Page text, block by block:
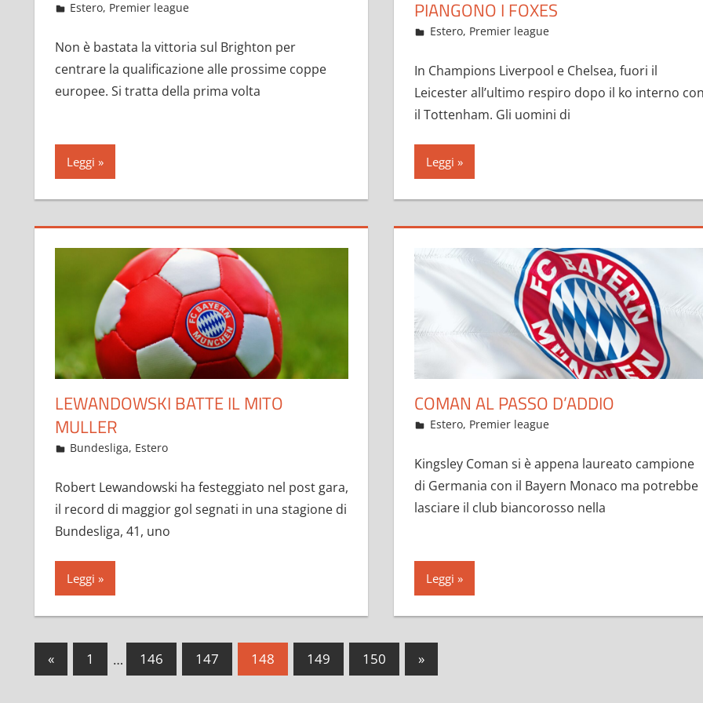
Maggio 24, 2021
admin
Estero, Premier league
Non è bastata la vittoria sul Brighton per
centrare la qualificazione alle prossime coppe
europee. Si tratta della prima volta
Leggi
PIANGONO I FOXES
Maggio 24, 2021
admin
Estero, Premier league
In Champions Liverpool e Chelsea, fuori il
Leicester all’ultimo respiro dopo il ko interno
il Tottenham. Gli uomini di
Leggi
LEWANDOWSKI BATTE IL MITO
MULLER
Maggio 24, 2021
admin
Bundesliga, Estero
Robert Lewandowski ha festeggiato nel post gara,
il record di maggior gol segnati in una stagione di
Bundesliga, 41, uno
Leggi
COMAN AL PASSO D’ADDIO
Maggio 24, 2021
admin
Estero, Premier league
Kingsley Coman si è appena laureato campione
di Germania con il Bayern Monaco ma potrebbe
lasciare il club biancorosso nella
Leggi
Paginazione
«Articoli
precedenti
1 … 146 147 148 149 150
Articoli
successivi
»